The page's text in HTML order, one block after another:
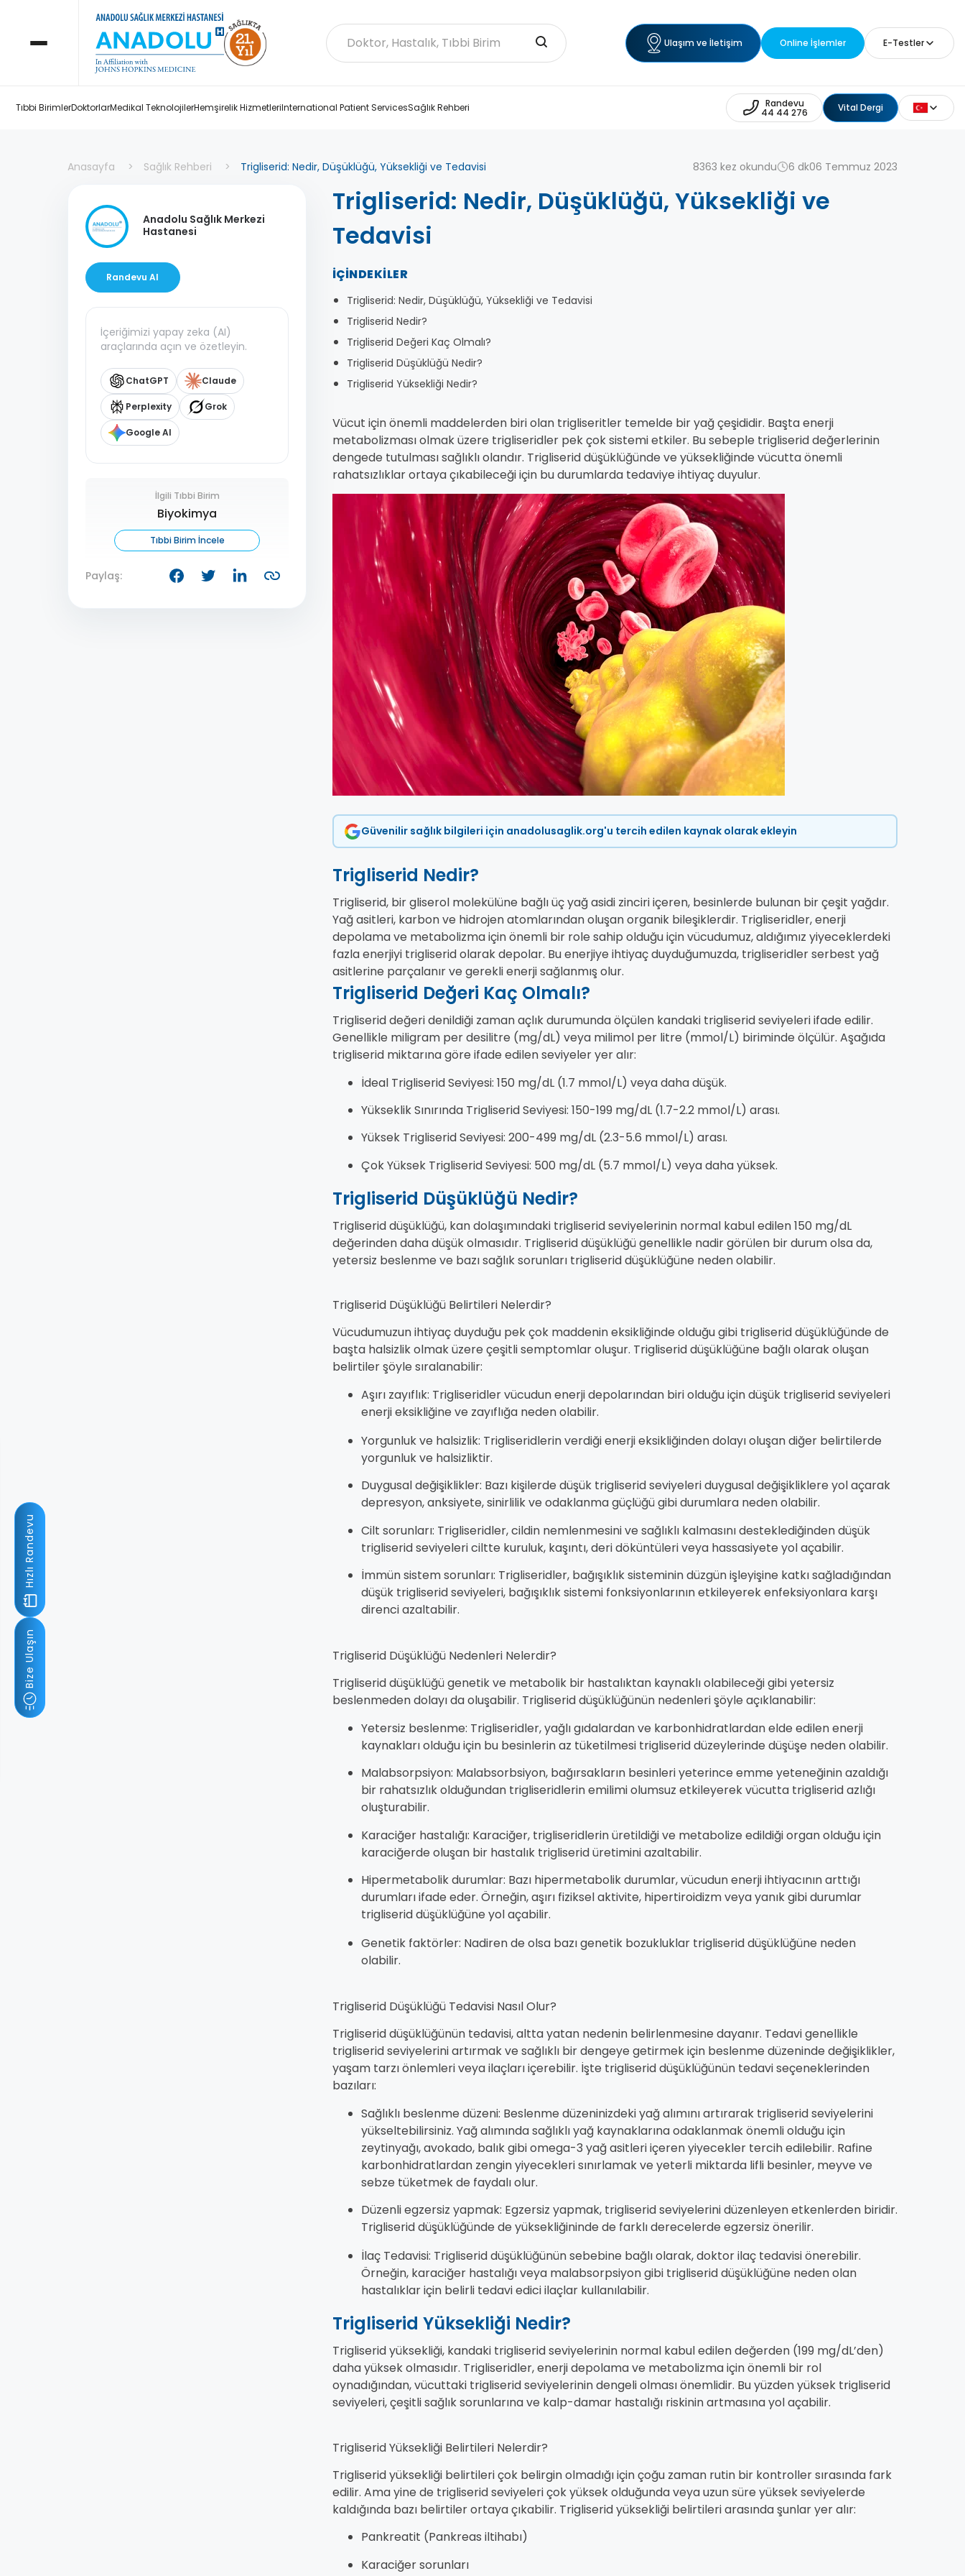
Ulaşım ve İletişim Online İşlemler E-Testler
Tıbbi BirimlerDoktorlarMedikal TeknolojilerHemşirelik HizmetleriInternational Patient ServicesSağlık Rehberi Randevu
44 44 276 Vital Dergi
Anasayfa Sağlık Rehberi Trigliserid: Nedir, Düşüklüğü, Yüksekliği ve Tedavisi 8363 kez okundu 6 dk06 Temmuz 2023
Anadolu Sağlık Merkezi
Hastanesi
Randevu Al
İçeriğimizi yapay zeka (AI)
araçlarında açın ve özetleyin.
ChatGPT Claude
Perplexity Grok
Google AI
İlgili Tıbbi Birim
Biyokimya
Tıbbi Birim İncele
Paylaş:
Trigliserid: Nedir, Düşüklüğü, Yüksekliği ve
Tedavisi
İÇINDEKILER
Trigliserid: Nedir, Düşüklüğü, Yüksekliği ve Tedavisi
Trigliserid Nedir?
Trigliserid Değeri Kaç Olmalı?
Trigliserid Düşüklüğü Nedir?
Trigliserid Yüksekliği Nedir?
Vücut için önemli maddelerden biri olan trigliseritler temelde bir yağ çeşididir. Başta enerji
metabolizması olmak üzere trigliseridler pek çok sistemi etkiler. Bu sebeple trigliserid değerlerinin
dengede tutulması sağlıklı olandır. Trigliserid düşüklüğünde ve yüksekliğinde vücutta önemli
rahatsızlıklar ortaya çıkabileceği için bu durumlarda tedaviye ihtiyaç duyulur.
Güvenilir sağlık bilgileri için anadolusaglik.org'u tercih edilen kaynak olarak ekleyin
Trigliserid Nedir?
Trigliserid, bir gliserol molekülüne bağlı üç yağ asidi zinciri içeren, besinlerde bulunan bir çeşit yağdır.
Yağ asitleri, karbon ve hidrojen atomlarından oluşan organik bileşiklerdir. Trigliseridler, enerji
depolama ve metabolizma için önemli bir role sahip olduğu için vücudumuz, aldığımız yiyeceklerdeki
fazla enerjiyi trigliserid olarak depolar. Bu enerjiye ihtiyaç duyduğumuzda, trigliseridler serbest yağ
asitlerine parçalanır ve gerekli enerji sağlanmış olur.
Trigliserid Değeri Kaç Olmalı?
Trigliserid değeri denildiği zaman açlık durumunda ölçülen kandaki trigliserid seviyeleri ifade edilir.
Genellikle miligram per desilitre (mg/dL) veya milimol per litre (mmol/L) biriminde ölçülür. Aşağıda
trigliserid miktarına göre ifade edilen seviyeler yer alır:
İdeal Trigliserid Seviyesi: 150 mg/dL (1.7 mmol/L) veya daha düşük.
Yükseklik Sınırında Trigliserid Seviyesi: 150-199 mg/dL (1.7-2.2 mmol/L) arası.
Yüksek Trigliserid Seviyesi: 200-499 mg/dL (2.3-5.6 mmol/L) arası.
Çok Yüksek Trigliserid Seviyesi: 500 mg/dL (5.7 mmol/L) veya daha yüksek.
Trigliserid Düşüklüğü Nedir?
Trigliserid düşüklüğü, kan dolaşımındaki trigliserid seviyelerinin normal kabul edilen 150 mg/dL
değerinden daha düşük olmasıdır. Trigliserid düşüklüğü genellikle nadir görülen bir durum olsa da,
yetersiz beslenme ve bazı sağlık sorunları trigliserid düşüklüğüne neden olabilir.
Trigliserid Düşüklüğü Belirtileri Nelerdir?
Vücudumuzun ihtiyaç duyduğu pek çok maddenin eksikliğinde olduğu gibi trigliserid düşüklüğünde de
başta halsizlik olmak üzere çeşitli semptomlar oluşur. Trigliserid düşüklüğüne bağlı olarak oluşan
belirtiler şöyle sıralanabilir:
Aşırı zayıflık: Trigliseridler vücudun enerji depolarından biri olduğu için düşük trigliserid seviyeleri
enerji eksikliğine ve zayıflığa neden olabilir.
Yorgunluk ve halsizlik: Trigliseridlerin verdiği enerji eksikliğinden dolayı oluşan diğer belirtilerde
yorgunluk ve halsizliktir.
Duygusal değişiklikler: Bazı kişilerde düşük trigliserid seviyeleri duygusal değişikliklere yol açarak
depresyon, anksiyete, sinirlilik ve odaklanma güçlüğü gibi durumlara neden olabilir.
Cilt sorunları: Trigliseridler, cildin nemlenmesini ve sağlıklı kalmasını desteklediğinden düşük
trigliserid seviyeleri ciltte kuruluk, kaşıntı, deri döküntüleri veya hassasiyete yol açabilir.
İmmün sistem sorunları: Trigliseridler, bağışıklık sisteminin düzgün işleyişine katkı sağladığından
düşük trigliserid seviyeleri, bağışıklık sistemi fonksiyonlarının etkileyerek enfeksiyonlara karşı
direnci azaltabilir.
Trigliserid Düşüklüğü Nedenleri Nelerdir?
Trigliserid düşüklüğü genetik ve metabolik bir hastalıktan kaynaklı olabileceği gibi yetersiz
beslenmeden dolayı da oluşabilir. Trigliserid düşüklüğünün nedenleri şöyle açıklanabilir:
Yetersiz beslenme: Trigliseridler, yağlı gıdalardan ve karbonhidratlardan elde edilen enerji
kaynakları olduğu için bu besinlerin az tüketilmesi trigliserid düzeylerinde düşüşe neden olabilir.
Malabsorpsiyon: Malabsorbsiyon, bağırsakların besinleri yeterince emme yeteneğinin azaldığı
bir rahatsızlık olduğundan trigliseridlerin emilimi olumsuz etkileyerek vücutta trigliserid azlığı
oluşturabilir.
Karaciğer hastalığı: Karaciğer, trigliseridlerin üretildiği ve metabolize edildiği organ olduğu için
karaciğerde oluşan bir hastalık trigliserid üretimini azaltabilir.
Hipermetabolik durumlar: Bazı hipermetabolik durumlar, vücudun enerji ihtiyacının arttığı
durumları ifade eder. Örneğin, aşırı fiziksel aktivite, hipertiroidizm veya yanık gibi durumlar
trigliserid düşüklüğüne yol açabilir.
Genetik faktörler: Nadiren de olsa bazı genetik bozukluklar trigliserid düşüklüğüne neden
olabilir.
Trigliserid Düşüklüğü Tedavisi Nasıl Olur?
Trigliserid düşüklüğünün tedavisi, altta yatan nedenin belirlenmesine dayanır. Tedavi genellikle
trigliserid seviyelerini artırmak ve sağlıklı bir dengeye getirmek için beslenme düzeninde değişiklikler,
yaşam tarzı önlemleri veya ilaçları içerebilir. İşte trigliserid düşüklüğünün tedavi seçeneklerinden
bazıları:
Sağlıklı beslenme düzeni: Beslenme düzeninizdeki yağ alımını artırarak trigliserid seviyelerini
yükseltebilirsiniz. Yağ alımında sağlıklı yağ kaynaklarına odaklanmak önemli olduğu için
zeytinyağı, avokado, balık gibi omega-3 yağ asitleri içeren yiyecekler tercih edilebilir. Rafine
karbonhidratlardan zengin yiyecekleri sınırlamak ve yeterli miktarda lifli besinler, meyve ve
sebze tüketmek de faydalı olur.
Düzenli egzersiz yapmak: Egzersiz yapmak, trigliserid seviyelerini düzenleyen etkenlerden biridir.
Trigliserid düşüklüğünde de yüksekliğininde de farklı derecelerde egzersiz önerilir.
İlaç Tedavisi: Trigliserid düşüklüğünün sebebine bağlı olarak, doktor ilaç tedavisi önerebilir.
Örneğin, karaciğer hastalığı veya malabsorpsiyon gibi trigliserid düşüklüğüne neden olan
hastalıklar için belirli tedavi edici ilaçlar kullanılabilir.
Trigliserid Yüksekliği Nedir?
Trigliserid yüksekliği, kandaki trigliserid seviyelerinin normal kabul edilen değerden (199 mg/dL’den)
daha yüksek olmasıdır. Trigliseridler, enerji depolama ve metabolizma için önemli bir rol
oynadığından, vücuttaki trigliserid seviyelerinin dengeli olması önemlidir. Bu yüzden yüksek trigliserid
seviyeleri, çeşitli sağlık sorunlarına ve kalp-damar hastalığı riskinin artmasına yol açabilir.
Trigliserid Yüksekliği Belirtileri Nelerdir?
Trigliserid yüksekliği belirtileri çok belirgin olmadığı için çoğu zaman rutin bir kontroller sırasında fark
edilir. Ama yine de trigliserid seviyeleri çok yüksek olduğunda veya uzun süre yüksek seviyelerde
kaldığında bazı belirtiler ortaya çıkabilir. Trigliserid yüksekliği belirtileri arasında şunlar yer alır:
Pankreatit (Pankreas iltihabı)
Karaciğer sorunları
Hızlı Randevu
Bize Ulaşın